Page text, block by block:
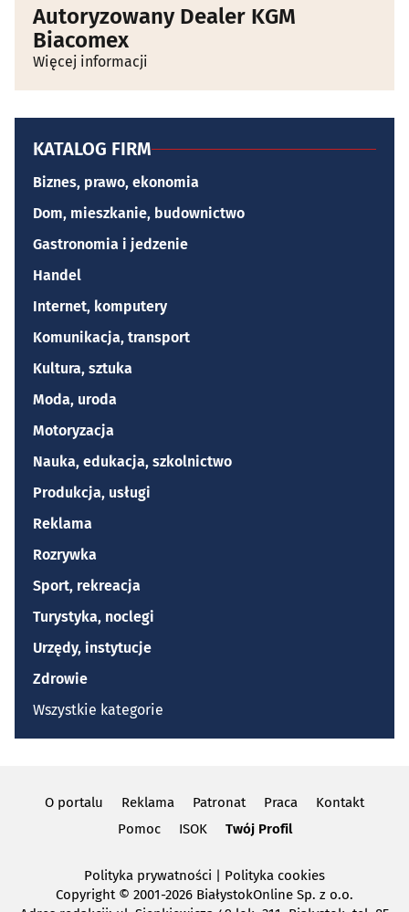
Autoryzowany Dealer KGM
Biacomex
Więcej informacji
KATALOG FIRM
Biznes, prawo, ekonomia
Dom, mieszkanie, budownictwo
Gastronomia i jedzenie
Handel
Internet, komputery
Komunikacja, transport
Kultura, sztuka
Moda, uroda
Motoryzacja
Nauka, edukacja, szkolnictwo
Produkcja, usługi
Reklama
Rozrywka
Sport, rekreacja
Turystyka, noclegi
Urzędy, instytucje
Zdrowie
Wszystkie kategorie
O portalu Reklama Patronat Praca
Kontakt
Pomoc
ISOK Twój Profil
Polityka prywatności | Polityka cookies
Copyright© 2001-2026 BiałystokOnline Sp. z o.o.